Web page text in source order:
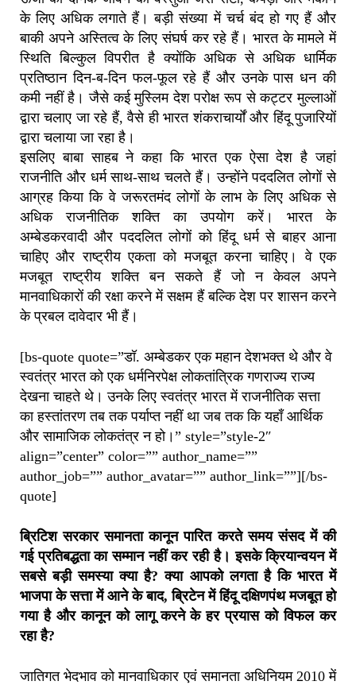
के लिए अधिक लगाते हैं। बड़ी संख्या में चर्च बंद हो गए हैं और
बाकी अपने अस्तित्व के लिए संघर्ष कर रहे हैं। भारत के मामले में
स्थिति बिल्कुल विपरीत है क्योंकि अधिक से अधिक धार्मिक
प्रतिष्ठान दिन-ब-दिन फल-फूल रहे हैं और उनके पास धन की
कमी नहीं है। जैसे कई मुस्लिम देश परोक्ष रूप से कट्टर मुल्लाओं
द्वारा चलाए जा रहे हैं, वैसे ही भारत शंकराचार्यों और हिंदू पुजारियों
द्वारा चलाया जा रहा है।
इसलिए बाबा साहब ने कहा कि भारत एक ऐसा देश है जहां
राजनीति और धर्म साथ-साथ चलते हैं। उन्होंने पददलित लोगों से
आग्रह किया कि वे जरूरतमंद लोगों के लाभ के लिए अधिक से
अधिक राजनीतिक शक्ति का उपयोग करें। भारत के
अम्बेडकरवादी और पददलित लोगों को हिंदू धर्म से बाहर आना
चाहिए और राष्ट्रीय एकता को मजबूत करना चाहिए। वे एक
मजबूत राष्ट्रीय शक्ति बन सकते हैं जो न केवल अपने
मानवाधिकारों की रक्षा करने में सक्षम हैं बल्कि देश पर शासन करने
के प्रबल दावेदार भी हैं।
[bs-quote quote=”डॉ. अम्बेडकर एक महान देशभक्त थे और वे
स्वतंत्र भारत को एक धर्मनिरपेक्ष लोकतांत्रिक गणराज्य राज्य
देखना चाहते थे। उनके लिए स्वतंत्र भारत में राजनीतिक सत्ता
का हस्तांतरण तब तक पर्याप्त नहीं था जब तक कि यहाँ आर्थिक
और सामाजिक लोकतंत्र न हो।” style=”style-2″
align=”center” color=”” author_name=””
author_job=”” author_avatar=”” author_link=””][/bs-
quote]
ब्रिटिश सरकार समानता कानून पारित करते समय संसद में की
गई प्रतिबद्धता का सम्मान नहीं कर रही है। इसके क्रियान्वयन में
सबसे बड़ी समस्या क्या है? क्या आपको लगता है कि भारत में
भाजपा के सत्ता में आने के बाद, ब्रिटेन में हिंदू दक्षिणपंथ मजबूत हो
गया है और कानून को लागू करने के हर प्रयास को विफल कर
रहा है?
जातिगत भेदभाव को मानवाधिकार एवं समानता अधिनियम 2010 में